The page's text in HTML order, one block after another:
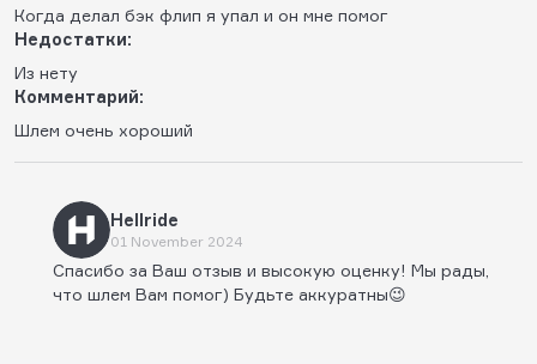
Когда делал бэк флип я упал и он мне помог
Недостатки:
Из нету
Комментарий:
Шлем очень хороший
Hellride
01 November 2024
Спасибо за Ваш отзыв и высокую оценку! Мы рады,
что шлем Вам помог) Будьте аккуратны😉